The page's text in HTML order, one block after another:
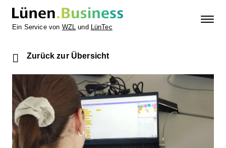
Ein Service von WZL und LünTec
Zurück zur Übersicht